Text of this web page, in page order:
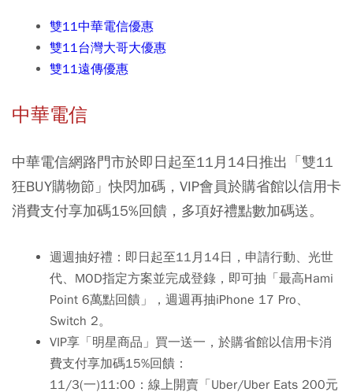
雙11中華電信優惠
雙11台灣大哥大優惠
雙11遠傳優惠
中華電信
中華電信網路門市於即日起至11月14日推出「雙11
狂BUY購物節」快閃加碼，VIP會員於購省館以信用卡
消費支付享加碼15%回饋，多項好禮點數加碼送。
週週抽好禮：即日起至11月14日，申請行動、光世
代、MOD指定方案並完成登錄，即可抽「最高Hami
Point 6萬點回饋」，週週再抽iPhone 17 Pro、
Switch 2。
VIP享「明星商品」買一送一，於購省館以信用卡消
費支付享加碼15%回饋：
11/3(一)11:00：線上開賣「Uber/Uber Eats 200元